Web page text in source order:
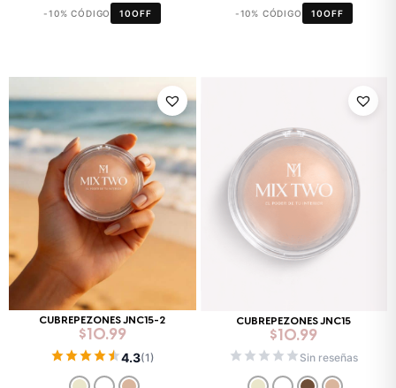
-10% CÓDIGO 10OFF -10% CÓDIGO 10OFF
CUBREPEZONES JNC15-2
$10.99
4.3(1)
CUBREPEZONES JNC15
$10.99
Sin reseñas